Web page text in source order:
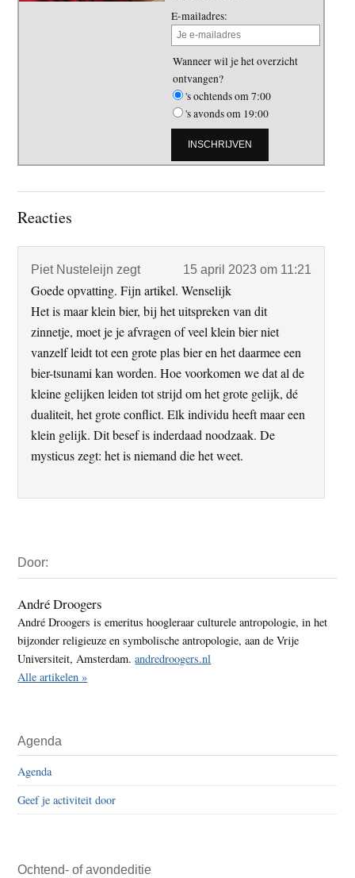
E-mailadres:
Wanneer wil je het overzicht
ontvangen?
's ochtends om 7:00
's avonds om 19:00
Lees
Reacties
Piet Nusteleijn zegt 15 april 2023 om 11:21
Goede opvatting. Fijn artikel. Wenselijk
Het is maar klein bier, bij het uitspreken van dit
zinnetje, moet je je afvragen of veel klein bier niet
vanzelf leidt tot een grote plas bier en het daarmee een
bier-tsunami kan worden. Hoe voorkomen we dat al de
kleine gelijken leiden tot strijd om het grote gelijk, dé
dualiteit, het grote conflict. Elk individu heeft maar een
klein gelijk. Dit besef is inderdaad noodzaak. De
mysticus zegt: het is niemand die het weet.
Sidebar
Door:
André Droogers
André Droogers is emeritus hoogleraar culturele antropologie, in het
bijzonder religieuze en symbolische antropologie, aan de Vrije
Universiteit, Amsterdam.andredroogers.nl
Alle artikelen »
Agenda
Agenda
Geef je activiteit door
Ochtend- of avondeditie